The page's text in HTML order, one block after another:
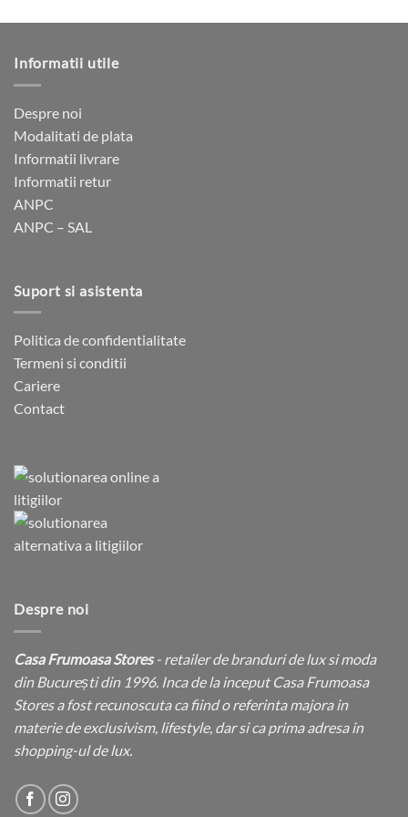
2
235 lei.
Informatii utile
Despre noi
Modalitati de plata
Informatii livrare
Informatii retur
ANPC
ANPC – SAL
Suport si asistenta
Politica de confidentialitate
Termeni si conditii
Cariere
Contact
Despre noi
Casa Frumoasa Stores- retailer de branduri de lux si moda
din București din 1996. Inca de la inceput Casa Frumoasa
Stores a fost recunoscuta ca fiind o referinta majora in
materie de exclusivism, lifestyle, dar si ca prima adresa in
shopping-ul de lux.